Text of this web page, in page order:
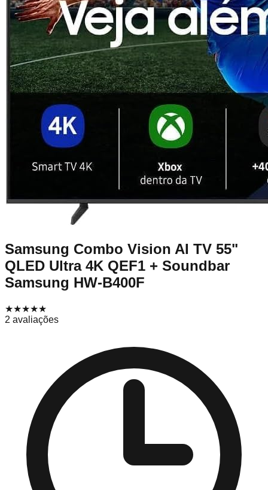
Samsung Combo Vision AI TV 55"
QLED Ultra 4K QEF1 + Soundbar
Samsung HW-B400F
★★★★★
2 avaliações